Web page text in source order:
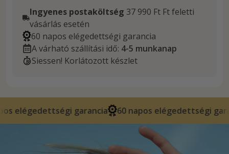
Ingyenes postaköltség 37 990 Ft Ft feletti
vásárlás esetén
60 napos elégedettségi garancia
A várható szállítási idő: 4-5 munkanap
Siessen! Korlátozott készlet
garancia 60 napos elégedettségi garancia 60